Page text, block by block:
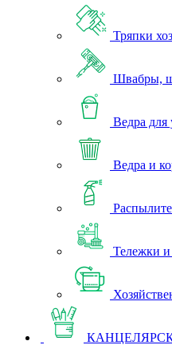
Тряпки
Швабры,
Ведра для
Ведра и
Тележки и